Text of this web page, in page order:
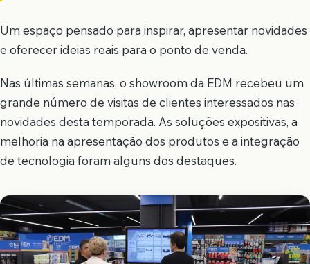
Um espaço pensado para inspirar, apresentar novidades
e oferecer ideias reais para o ponto de venda.
Nas últimas semanas, o showroom da EDM recebeu um
grande número de visitas de clientes interessados nas
novidades desta temporada. As soluções expositivas, a
melhoria na apresentação dos produtos e a integração
de tecnologia foram alguns dos destaques.